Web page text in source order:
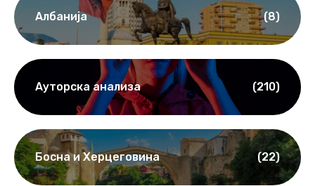
Албанија (8)
Ауторска анализа (210)
Босна и Херцеговина (22)